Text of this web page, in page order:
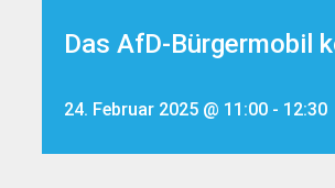
Das AfD-Bürgermobil
24. Februar 2025 @ 11:00 - 12:30